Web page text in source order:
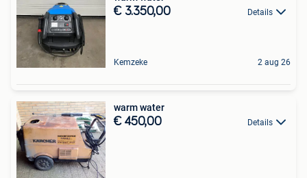
€ 3.350,00 Details
Kemzeke 2 aug 26
warm water
€ 450,00 Details